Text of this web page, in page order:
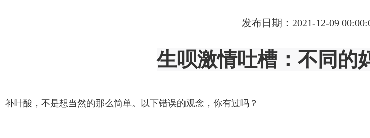
发布日期：2021-12-09
生呗激情吐槽：不同的
补叶酸，不是想当然的那么简单。以下错误的观念，你有过吗？